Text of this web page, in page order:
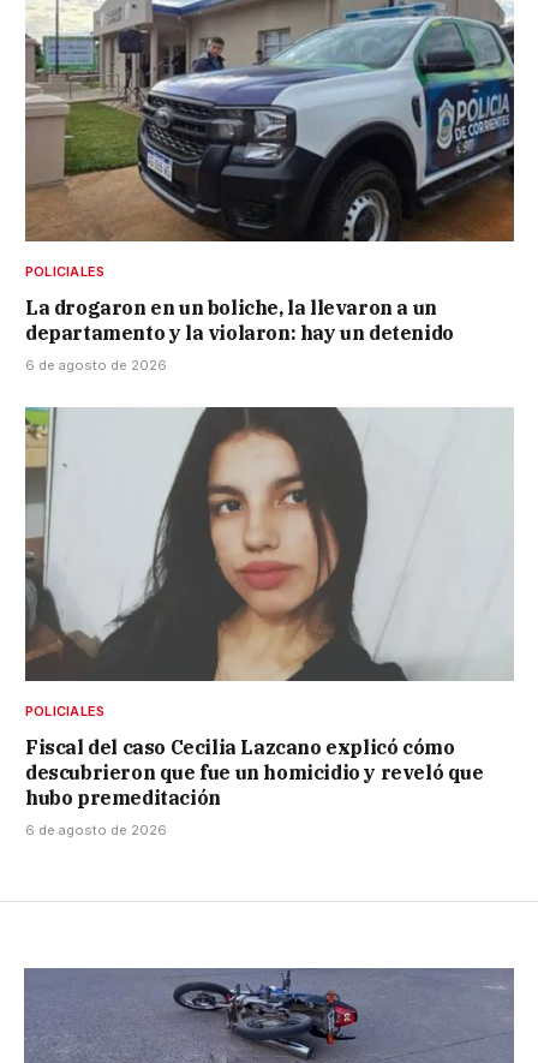
POLICIALES
La drogaron en un boliche, la llevaron a un
departamento y la violaron: hay un detenido
6 de agosto de 2026
POLICIALES
Fiscal del caso Cecilia Lazcano explicó cómo
descubrieron que fue un homicidio y reveló que
hubo premeditación
6 de agosto de 2026